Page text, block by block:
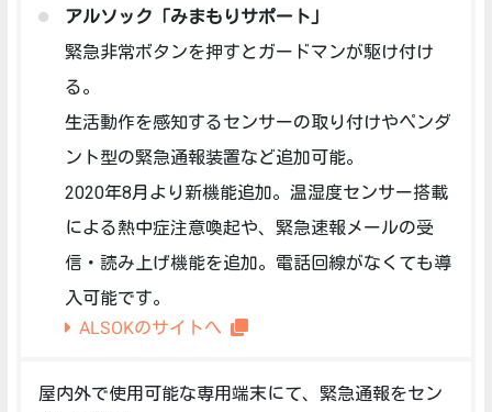
アルソック「みまもりサポート」
緊急非常ボタンを押すとガードマンが駆け付け
る。
生活動作を感知するセンサーの取り付けやペンダ
ント型の緊急通報装置など追加可能。
2020年8月より新機能追加。温湿度センサー搭載
による熱中症注意喚起や、緊急速報メールの受
信・読み上げ機能を追加。電話回線がなくても導
入可能です。
ALSOKのサイトへ
屋内外で使用可能な専用端末にて、緊急通報をセン